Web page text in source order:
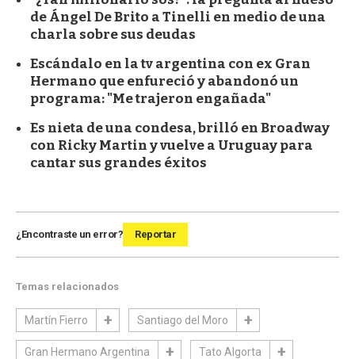
de Ángel De Brito a Tinelli en medio de una
charla sobre sus deudas
Escándalo en la tv argentina con ex Gran
Hermano que enfureció y abandonó un
programa: "Me trajeron engañada"
Es nieta de una condesa, brilló en Broadway
con Ricky Martin y vuelve a Uruguay para
cantar sus grandes éxitos
¿Encontraste un error? Reportar
Temas relacionados
Martín Fierro Santiago del Moro
Gran Hermano Argentina Tato Algorta